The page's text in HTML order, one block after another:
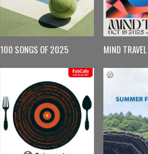
100 SONGS OF 2025 MIND TRAVEL